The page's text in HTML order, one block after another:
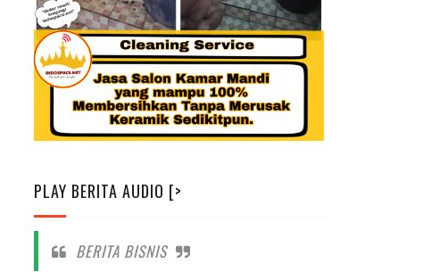
PLAY BERITA AUDIO [>
BERITA BISNIS